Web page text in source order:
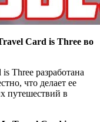
Card is Three во
Three разработана
что делает ее
путешествий в